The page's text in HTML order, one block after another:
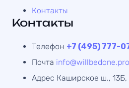
Контакты
Контакты
Телефон +7 (495) 777-
Почта info@willbedone.pro
Адрес Каширское ш., 13Б,